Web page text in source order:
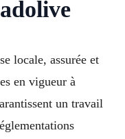
locale, assurée et
en vigueur à
un travail